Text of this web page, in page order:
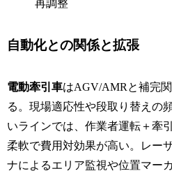
再調整
自動化との関係と拡張
電動牽引車はAGV/AMRと補完
る。現場適応性や段取り替えの
いラインでは、作業者運転＋牽
柔軟で費用対効果が高い。レー
ナによるエリア監視や位置マー